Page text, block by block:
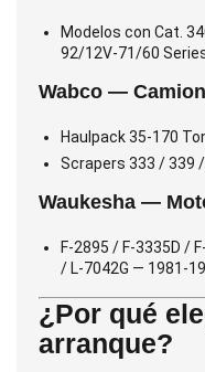
Modelos con Cat.
92/12V-71/60
Wabco —
Haulpack 35-170
Scrapers 333 / 339
Waukesha —
F-2895 / F-3335D /
/ L-7042G — 1981-
¿Por qué
arranque?